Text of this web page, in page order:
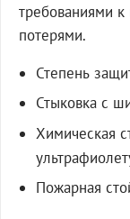
требованиями
потерями.
Степень
Стыковка с
Химическая
Пожарная